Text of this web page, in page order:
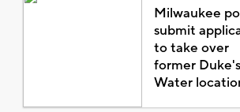
Milwaukee
submit
to take over
former
Water